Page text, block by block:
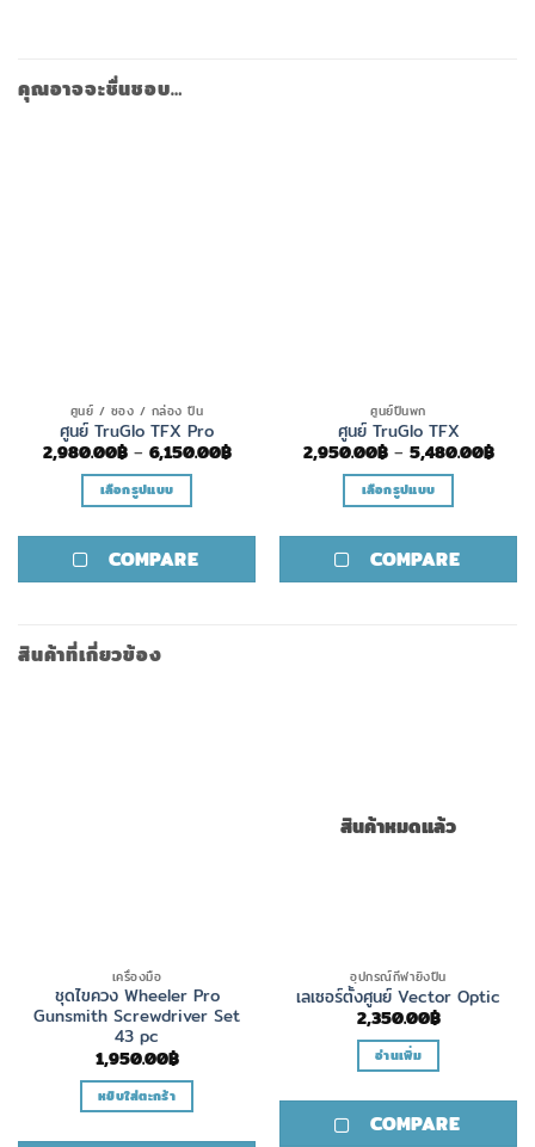
คุณอาจจะชื่นชอบ…
ศูนย์ / ซอง / กล่อง ปืน
ศูนย์ TruGlo TFX Pro
2,980.00฿ – 6,150.00฿Price
range:
เลือกรูปแบบ
product
has
options
COMPARE
ศูนย์ปืนพก
ศูนย์ TruGlo TFX
2,950.00฿ – 5,480.00฿Price
เลือกรูปแบบ
product
has
product
COMPARE
สินค้าที่เกี่ยวข้อง
เครื่องมือ
ชุดไขควง Wheeler Pro
Gunsmith Screwdriver Set
43 pc
1,950.00฿
หยิบใส่ตะกร้า
สินค้าหมดแล้ว
อุปกรณ์กีฬายิงปืน
เลเซอร์ตั้งศูนย์ Vector Optic
2,350.00฿
อ่านเพิ่ม
COMPARE